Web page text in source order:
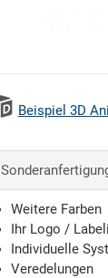
Beispiel 3D
Weitere Farben
Ihr Logo /
Individuelle
Veredelungen